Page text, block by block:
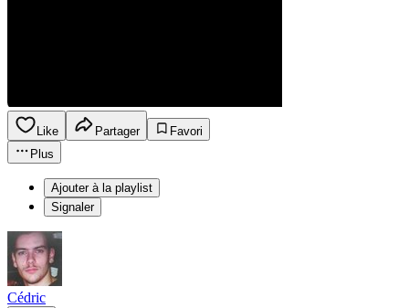
Like Partager
Favori
Plus
Ajouter à la playlist
Signaler
Cédric